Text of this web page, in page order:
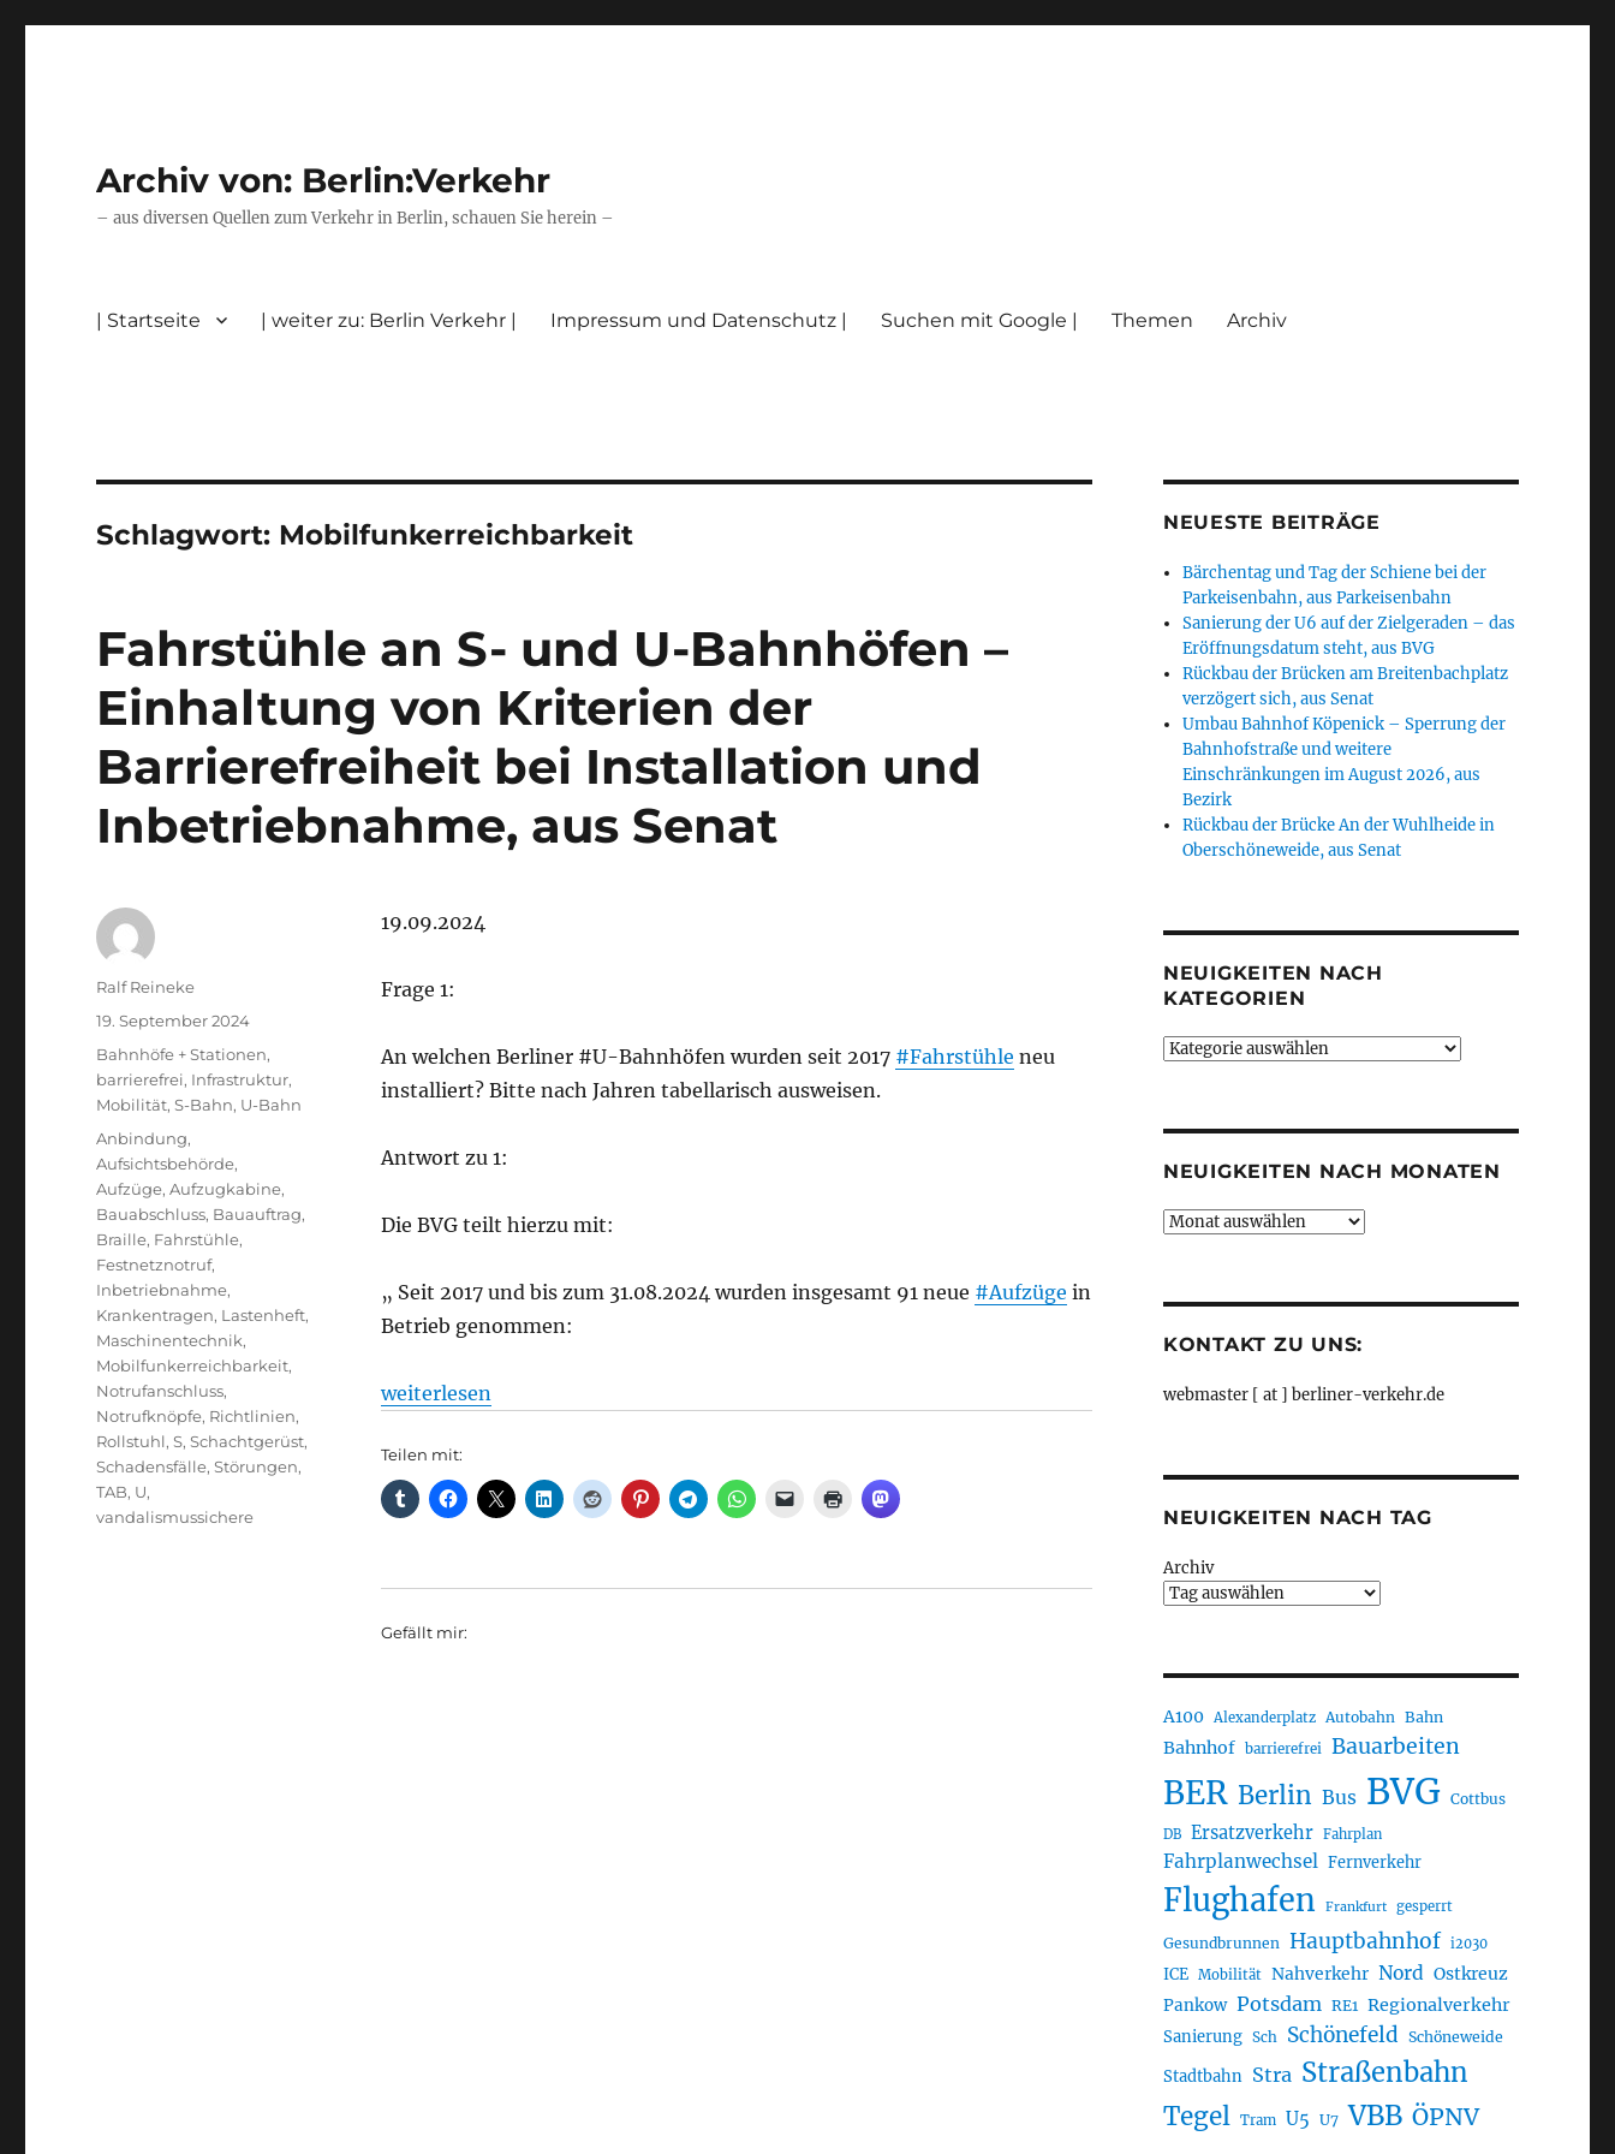
Archiv von: Berlin:Verkehr
– aus diversen Quellen zum Verkehr in Berlin, schauen Sie herein –
| Startseite | weiter zu: Berlin Verkehr | Impressum und Datenschutz | Suchen mit Google | Themen Archiv
Schlagwort: Mobilfunkerreichbarkeit
Fahrstühle an S- und U-Bahnhöfen –
Einhaltung von Kriterien der
Barrierefreiheit bei Installation und
Inbetriebnahme, aus Senat
19.09.2024
Frage 1:
An welchen Berliner #U-Bahnhöfen wurden seit 2017 #Fahrstühle neu
installiert? Bitte nach Jahren tabellarisch ausweisen.
Antwort zu 1:
Die BVG teilt hierzu mit:
„ Seit 2017 und bis zum 31.08.2024 wurden insgesamt 91 neue #Aufzüge in
Betrieb genommen:
„Fahrstühle an S- und U-Bahnhöfen – Einhaltung von Kriterien der Barrierefreiheit bei Installation und Inbetriebnahme, aus
weiterlesen
Teilen mit:
Gefällt mir:
Autor
Ralf Reineke
Veröffentlicht
am
19. September 2024
Kategorien
Bahnhöfe + Stationen,
barrierefrei, Infrastruktur,
Mobilität,S-Bahn, U-Bahn
Schlagwörter
Anbindung,
Aufsichtsbehörde,
Aufzüge,Aufzugkabine,
Bauabschluss, Bauauftrag,
Braille, Fahrstühle,
Festnetznotruf,
Inbetriebnahme,
Krankentragen, Lastenheft,
Maschinentechnik,
Mobilfunkerreichbarkeit,
Notrufanschluss,
Notrufknöpfe, Richtlinien,
Rollstuhl,S,Schachtgerüst,
Schadensfälle,Störungen,
TAB, U,
vandalismussichere
NEUESTE BEITRÄGE
Bärchentag und Tag der Schiene bei der
Parkeisenbahn, aus Parkeisenbahn
Sanierung der U6 auf der Zielgeraden – das
Eröffnungsdatum steht, aus BVG
Rückbau der Brücken am Breitenbachplatz
verzögert sich, aus Senat
Umbau Bahnhof Köpenick – Sperrung der
Bahnhofstraße und weitere
Einschränkungen im August 2026, aus
Bezirk
Rückbau der Brücke An der Wuhlheide in
Oberschöneweide, aus Senat
NEUIGKEITEN NACH
KATEGORIEN
Neuigkeiten
NEUIGKEITEN NACH MONATEN
Neuigkeiten
KONTAKT ZU UNS:
webmaster [ at ] berliner-verkehr.de
NEUIGKEITEN NACH TAG
Archiv
A100 Alexanderplatz Autobahn Bahn
Bahnhof barrierefrei Bauarbeiten
BER Berlin Bus BVG Cottbus
DB Ersatzverkehr Fahrplan
Fahrplanwechsel Fernverkehr
Flughafen Frankfurt gesperrt
Gesundbrunnen Hauptbahnhof i2030
ICE Mobilität Nahverkehr Nord Ostkreuz
Pankow Potsdam RE1 Regionalverkehr
Sanierung Sch Schönefeld Schöneweide
Stadtbahn Stra Straßenbahn
Tegel Tram U5 U7 VBB ÖPNV